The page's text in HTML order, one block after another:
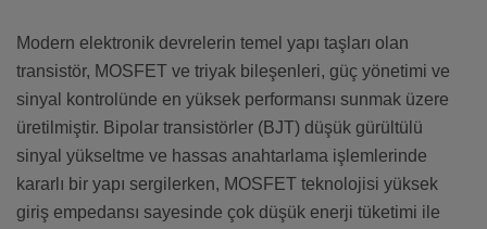
Modern elektronik devrelerin temel yapı taşları olan
transistör, MOSFET ve triyak bileşenleri, güç yönetimi ve
sinyal kontrolünde en yüksek performansı sunmak üzere
üretilmiştir. Bipolar transistörler (BJT) düşük gürültülü
sinyal yükseltme ve hassas anahtarlama işlemlerinde
kararlı bir yapı sergilerken, MOSFET teknolojisi yüksek
giriş empedansı sayesinde çok düşük enerji tüketimi ile